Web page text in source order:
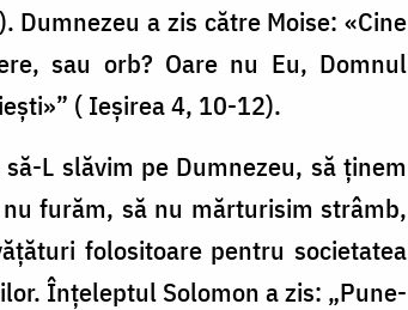
Dumnezeu a zis către Moise: «Cine
sau orb? Oare nu Eu, Domnul
( Ieșirea 4, 10-12).
L slăvim pe Dumnezeu, să ținem
furăm, să nu mărturisim strâmb,
folositoare pentru societatea
Înțeleptul Solomon a zis: „Pune-